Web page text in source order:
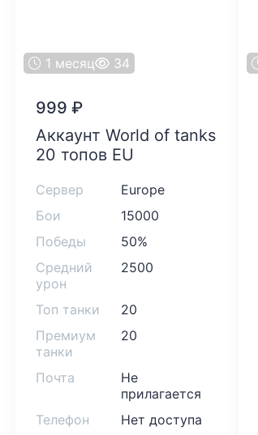
1 месяц 34
999 ₽
Аккаунт World of tanks
20 топов EU
Сервер
Europe
Бои
15000
Победы
50%
Средний
урон
2500
Топ танки
20
Премиум
танки
20
Почта
Не
прилагается
Телефон
Нет доступа